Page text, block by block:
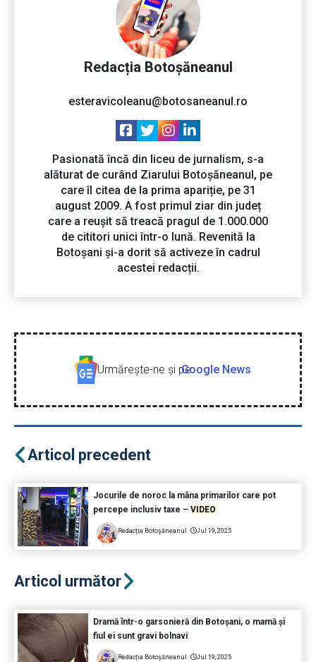
Redacția Botoșăneanul
esteravicoleanu@botosaneanul.ro
Pasionată încă din liceu de jurnalism, s-a
alăturat de curând Ziarului Botoșăneanul, pe
care îl citea de la prima apariție, pe 31
august 2009. A fost primul ziar din județ
care a reușit să treacă pragul de 1.000.000
de cititori unici într-o lună. Revenită la
Botoșani și-a dorit să activeze în cadrul
acestei redacții.
Urmăreşte-ne şi peGoogle News
Articol precedent
Jocurile de noroc la mâna primarilor care pot
percepe inclusiv taxe – VIDEO
Redacția Botoșăneanul Jul 19, 2025
Articol următor
Dramă într-o garsonieră din Botoșani, o mamă și
fiul ei sunt gravi bolnavi
Redacția Botoșăneanul Jul 19, 2025